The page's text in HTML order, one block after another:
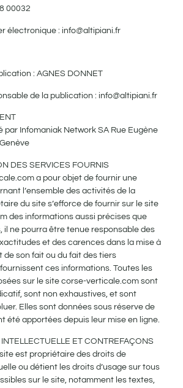
00032
électronique :info@altipiani.fr
: AGNES DONNET
de la publication :info@altipiani.fr
par Infomaniak Network SA Rue Eugène
DES SERVICES FOURNIS
a pour objet de fournir une
l’ensemble des activités de la
du site s’efforce de fournir sur le site
des informations aussi précises que
il ne pourra être tenue responsable des
et des carences dans la mise à
de son fait ou du fait des tiers
ces informations. Toutes les
sur le site corse-verticale.com sont
sont non exhaustives, et sont
Elles sont données sous réserve de
été apportées depuis leur mise en ligne.
INTELLECTUELLE ET CONTREFAÇONS
est propriétaire des droits de
ou détient les droits d’usage sur tous
sur le site, notamment les textes,